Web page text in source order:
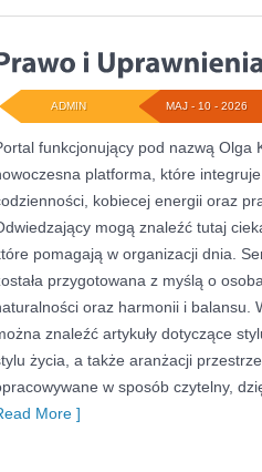
MAJ - 10 - 2026
ADMIN
funkcjonujący pod nazwą Olga
platforma, które
kobiecej energii oraz
mogą znaleźć tutaj
pomagają w organizacji dnia.
przygotowana z myślą o
oraz harmonii i balansu.
znaleźć artykuły dotyczące
życia, a także aranżacji
w sposób czytelny,
More ]